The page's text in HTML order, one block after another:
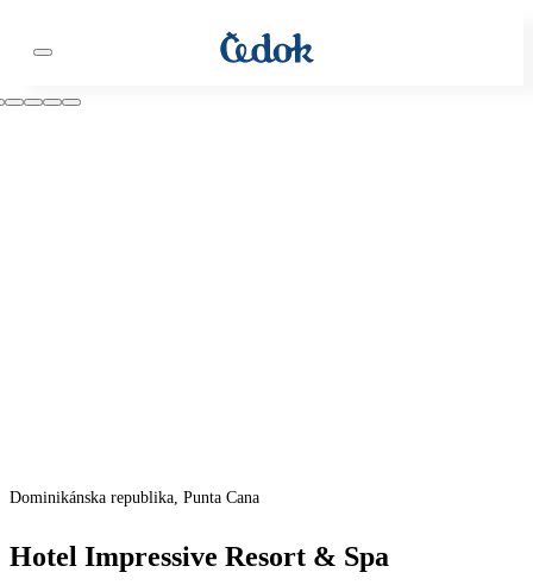
Dominikánska republika, Punta Cana
Hotel Impressive Resort & Spa